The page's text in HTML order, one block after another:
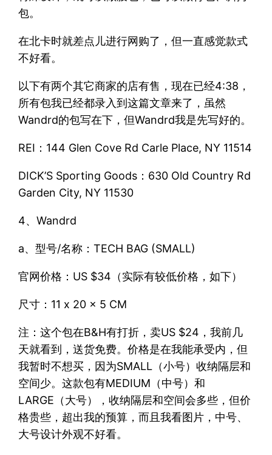
包。
在北卡时就差点儿进行网购了，但一直感觉款式
不好看。
以下有两个其它商家的店有售，现在已经4:38，
所有包我已经都录入到这篇文章来了，虽然
Wandrd的包写在下，但Wandrd我是先写好的。
REI：144 Glen Cove Rd Carle Place, NY 11514
DICK’S Sporting Goods：630 Old Country Rd
Garden City, NY 11530
4、Wandrd
a、型号/名称：TECH BAG (SMALL)
官网价格：US $34（实际有较低价格，如下）
尺寸：11 x 20 x 5 CM
注：这个包在B&H有打折，卖US $24，我前几
天就看到，送货免费。价格是在我能承受内，但
我暂时不想买，因为SMALL（小号）收纳隔层和
空间少。这款包有MEDIUM（中号）和
LARGE（大号），收纳隔层和空间会多些，但价
格贵些，超出我的预算，而且我看图片，中号、
大号设计外观不好看。